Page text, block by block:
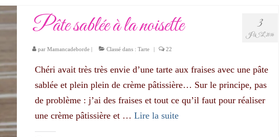
3
JUIL 2016
Pâte sablée à la noisette
par Mamancadeborde| Classé dans : Tarte 22
Chéri avait très très envie d’une tarte aux fraises avec une pâte
sablée et plein plein de crème pâtissière… Sur le principe, pas
de problème : j’ai des fraises et tout ce qu’il faut pour réaliser
une crème pâtissière et … Lire la suite­­